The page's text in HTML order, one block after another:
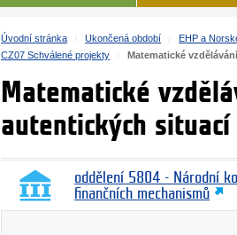
Úvodní stránka Ukončená období
EHP a
CZ07 Schválené projekty
Matematické
Matematické
autentických situací
oddělení 5804 - Národní
finančních mechanismů